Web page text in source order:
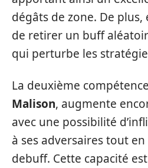
dégâts de zone. De plus,
de retirer un buff
qui perturbe les
La deuxième
Malison, augmente
avec une possibilité
à ses adversaires tout
debuff. Cette capacité